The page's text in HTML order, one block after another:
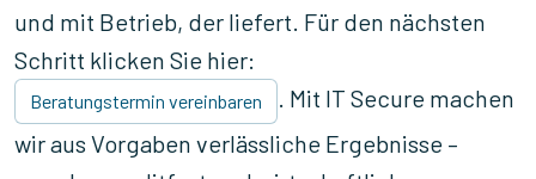
und mit Betrieb, der liefert. Für den nächsten
Schritt klicken Sie hier:
Beratungstermin vereinbaren
. Mit IT Secure machen
wir aus Vorgaben verlässliche Ergebnisse –